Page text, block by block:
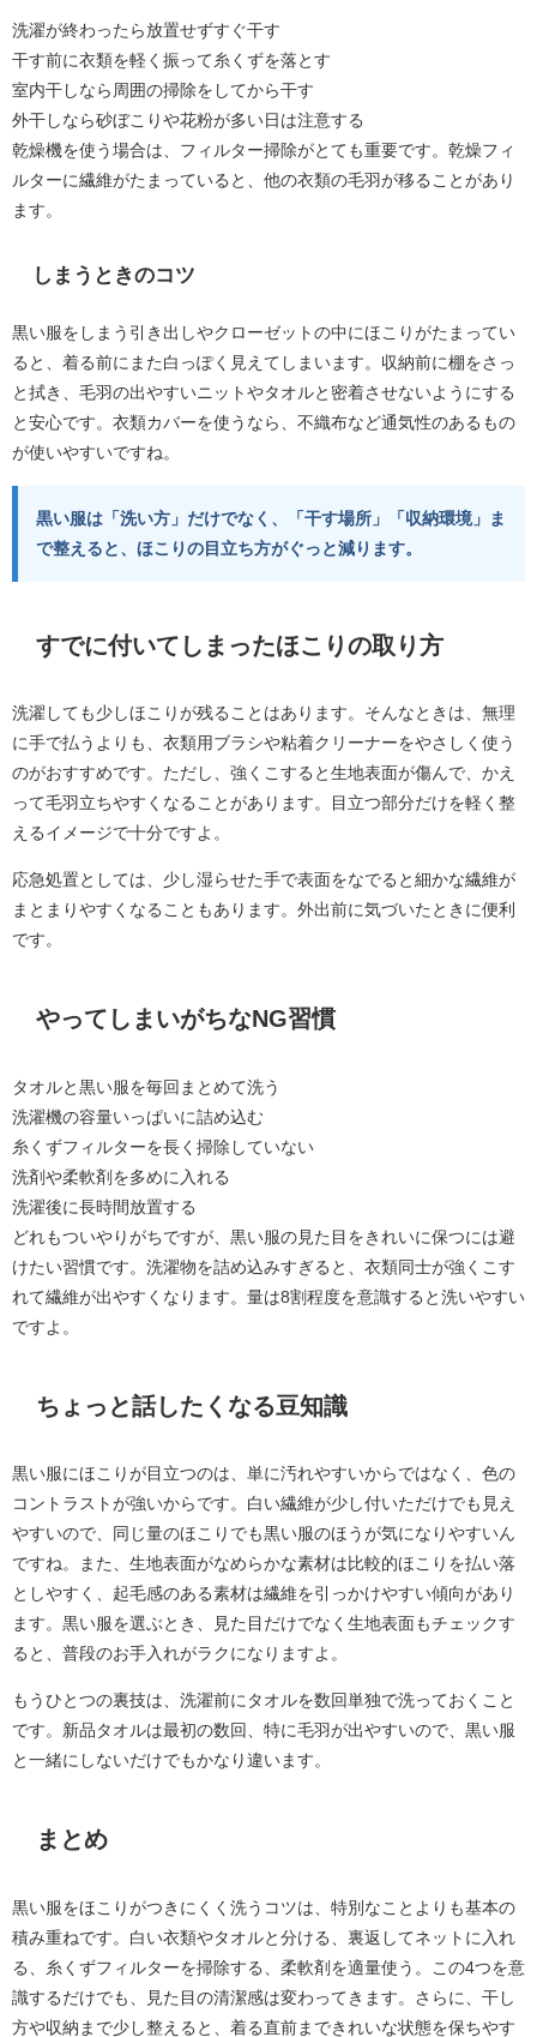
洗濯が終わったら放置せずすぐ干す
干す前に衣類を軽く振って糸くずを落とす
室内干しなら周囲の掃除をしてから干す
外干しなら砂ぼこりや花粉が多い日は注意する
乾燥機を使う場合は、フィルター掃除がとても重要です。乾燥フィ
ルターに繊維がたまっていると、他の衣類の毛羽が移ることがあり
ます。
しまうときのコツ
黒い服をしまう引き出しやクローゼットの中にほこりがたまってい
ると、着る前にまた白っぽく見えてしまいます。収納前に棚をさっ
と拭き、毛羽の出やすいニットやタオルと密着させないようにする
と安心です。衣類カバーを使うなら、不織布など通気性のあるもの
が使いやすいですね。
黒い服は「洗い方」だけでなく、「干す場所」「収納環境」ま
で整えると、ほこりの目立ち方がぐっと減ります。
すでに付いてしまったほこりの取り方
洗濯しても少しほこりが残ることはあります。そんなときは、無理
に手で払うよりも、衣類用ブラシや粘着クリーナーをやさしく使う
のがおすすめです。ただし、強くこすると生地表面が傷んで、かえ
って毛羽立ちやすくなることがあります。目立つ部分だけを軽く整
えるイメージで十分ですよ。
応急処置としては、少し湿らせた手で表面をなでると細かな繊維が
まとまりやすくなることもあります。外出前に気づいたときに便利
です。
やってしまいがちなNG習慣
タオルと黒い服を毎回まとめて洗う
洗濯機の容量いっぱいに詰め込む
糸くずフィルターを長く掃除していない
洗剤や柔軟剤を多めに入れる
洗濯後に長時間放置する
どれもついやりがちですが、黒い服の見た目をきれいに保つには避
けたい習慣です。洗濯物を詰め込みすぎると、衣類同士が強くこす
れて繊維が出やすくなります。量は8割程度を意識すると洗いやすい
ですよ。
ちょっと話したくなる豆知識
黒い服にほこりが目立つのは、単に汚れやすいからではなく、色の
コントラストが強いからです。白い繊維が少し付いただけでも見え
やすいので、同じ量のほこりでも黒い服のほうが気になりやすいん
ですね。また、生地表面がなめらかな素材は比較的ほこりを払い落
としやすく、起毛感のある素材は繊維を引っかけやすい傾向があり
ます。黒い服を選ぶとき、見た目だけでなく生地表面もチェックす
ると、普段のお手入れがラクになりますよ。
もうひとつの裏技は、洗濯前にタオルを数回単独で洗っておくこと
です。新品タオルは最初の数回、特に毛羽が出やすいので、黒い服
と一緒にしないだけでもかなり違います。
まとめ
黒い服をほこりがつきにくく洗うコツは、特別なことよりも基本の
積み重ねです。白い衣類やタオルと分ける、裏返してネットに入れ
る、糸くずフィルターを掃除する、柔軟剤を適量使う。この4つを意
識するだけでも、見た目の清潔感は変わってきます。さらに、干し
方や収納まで少し整えると、着る直前まできれいな状態を保ちやす